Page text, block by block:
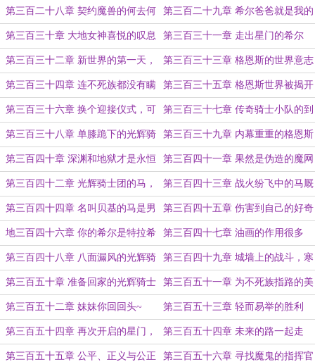
吗？ 门
第三百二十八章 契约魔兽的何去何
从！
第三百二十九章 希尔爸爸就是我的
锚
第三百三十章 大地女神喜悦的叹息 第三百三十一章 走出星门的希尔
第三百三十二章 新世界的第一天，
还是老本行
第三百三十三章 格恩斯的世界意志
第三百三十四章 连不死族都没有瞒
过的希尔
第三百三十五章 格恩斯世界被揭开
的一角
第三百三十六章 换个迎接仪式，可
以吗？
第三百三十七章 传奇骑士小队的到
来
第三百三十八章 单膝跪下的光辉骑
士团！
第三百三十九章 内幕重重的格恩斯
第三百四十章 深渊和地狱才是永恒
的敌人
第三百四十一章 果然是伪造的魔网
第三百四十二章 光辉骑士团的马，
真的有问题吗？
第三百四十三章 战火纷飞中的马厩
表演
第三百四十四章 名叫贝基的马是男
是女？
第三百四十五章 伤害到自己的好奇
心
地三百四十六章 你的希尔是特拉希
尔的希尔吗？
第三百四十七章 油画的作用很多
啊！
第三百四十八章 八面漏风的光辉骑
士团
第三百四十九章 城墙上的战斗，寒
冬之戒的威力！
第三百五十章 准备回家的光辉骑士
团
第三百五十一章 为不死族指路的美
女
第三百五十二章 妹妹你回回头~ 第三百五十三章 轻而易举的胜利
第三百五十四章 再次开启的星门，
突如其来的归人
第三百五十四章 未来的路一起走
吧！
第三百五十五章 公平、正义与公正 第三百五十六章 寻找魔鬼的指挥官